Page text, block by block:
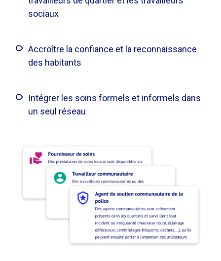
sociaux
Accroître la confiance et la reconnaissance
des habitants
Intégrer les soins formels et informels dans
un seul réseau